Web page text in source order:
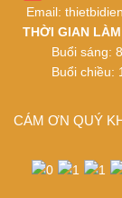
Email:
THỜI GIAN
Buổi sáng:
Buổi chiều:
CÁM ƠN QUÝ